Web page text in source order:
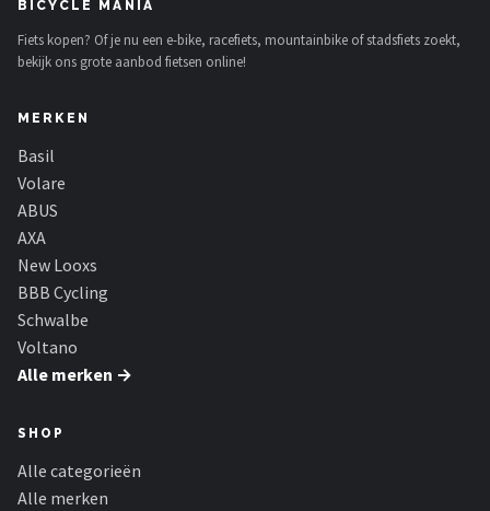
BICYCLE MANIA
Fiets kopen? Of je nu een e-bike, racefiets, mountainbike of stadsfiets zoekt,
bekijk ons grote aanbod fietsen online!
MERKEN
Basil
Volare
ABUS
AXA
New Looxs
BBB Cycling
Schwalbe
Voltano
Alle merken →
SHOP
Alle categorieën
Alle merken